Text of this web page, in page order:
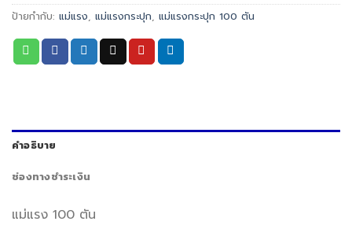
ป้ายกำกับ: แม่แรง, แม่แรงกระปุก, แม่แรงกระปุก 100 ตัน
คำอธิบาย
ช่องทางชำระเงิน
แม่แรง 100 ตัน